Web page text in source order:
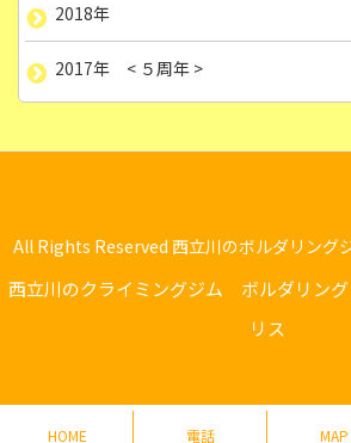
2018年
2017年 < ５周年 >
All Rights Reserved 西立川のボルダリング
西立川のクライミングジム ボルダリン
リス
HOME 電話 MAP